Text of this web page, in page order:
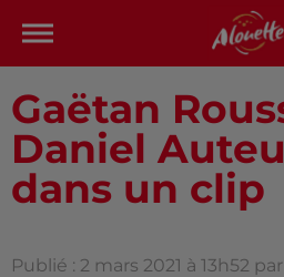
Gaëtan
Daniel
dans un clip
Publié : 2 mars 2021 à 13h52